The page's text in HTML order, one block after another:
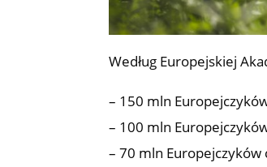
Według Europejskiej
– 150 mln
– 100 mln
– 70 mln Europejczyków